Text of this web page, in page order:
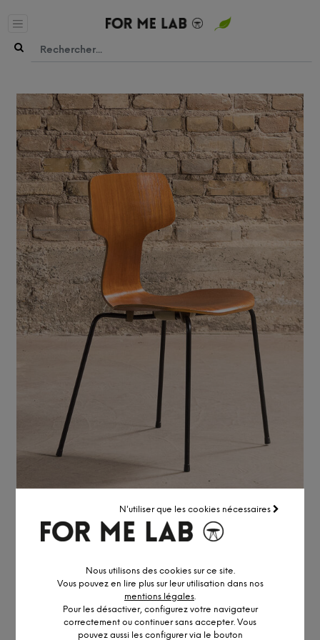
N'utiliser que les cookies nécessaires
Nous utilisons des cookies sur ce site.
Vous pouvez en lire plus sur leur utilisation dans nos
mentions légales
Pour les désactiver, configurez votre navigateur
correctement ou continuer sans accepter. Vous
pouvez aussi les configurer via le bouton
CHAISE HAMMER
Avec un design sobre et des lignes épurées, la chaise Hammer
ajoute une touche rétro et authentique à votre espace.
PLUS DE DÉTAILS